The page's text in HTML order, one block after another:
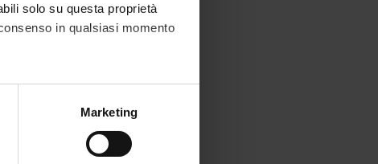
solo su questa proprietà
in qualsiasi momento
metro,Marketing
e